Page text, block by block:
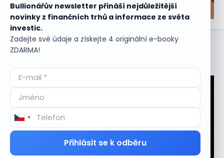
Bullionářův newsletter přináší nejdůležitější
novinky z finančních trhů a informace ze světa
investic.
Zadejte své údaje a získejte 4 originální e-booky
ZDARMA!
Přihlásit se k odběru
Aktuální